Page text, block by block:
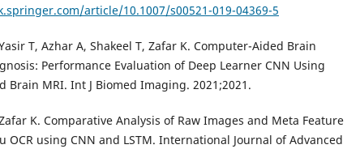
article/10.1007/s00521-019-04369-5
T, Azhar A, Shakeel T, Zafar K. Computer-Aided Brain
Performance Evaluation of Deep Learner CNN Using
Brain MRI. Int J Biomed Imaging. 2021;2021.
K. Comparative Analysis of Raw Images and Meta Feature
OCR using CNN and LSTM. International Journal of Advanced